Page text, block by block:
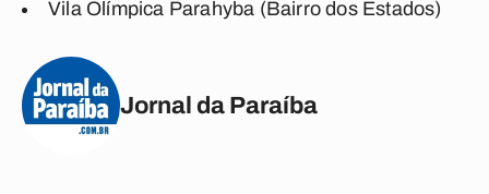
Vila Olímpica Parahyba (Bairro dos Estados)
Jornal da Paraíba